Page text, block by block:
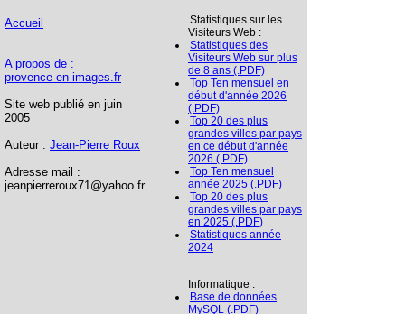
Accueil
A propos de :
provence-en-images.fr
Site web publié en juin
2005
Auteur : Jean-Pierre Roux
Adresse mail :
jeanpierreroux71@yahoo.fr
Statistiques sur les
Visiteurs Web :
Statistiques des
Visiteurs Web sur plus
de 8 ans (.PDF)
Top Ten mensuel en
début d'année 2026
(.PDF)
Top 20 des plus
grandes villes par pays
en ce début d'année
2026 (.PDF)
Top Ten mensuel
année 2025 (.PDF)
Top 20 des plus
grandes villes par pays
en 2025 (.PDF)
Statistiques année
2024
Informatique :
Base de données
MySQL (.PDF)